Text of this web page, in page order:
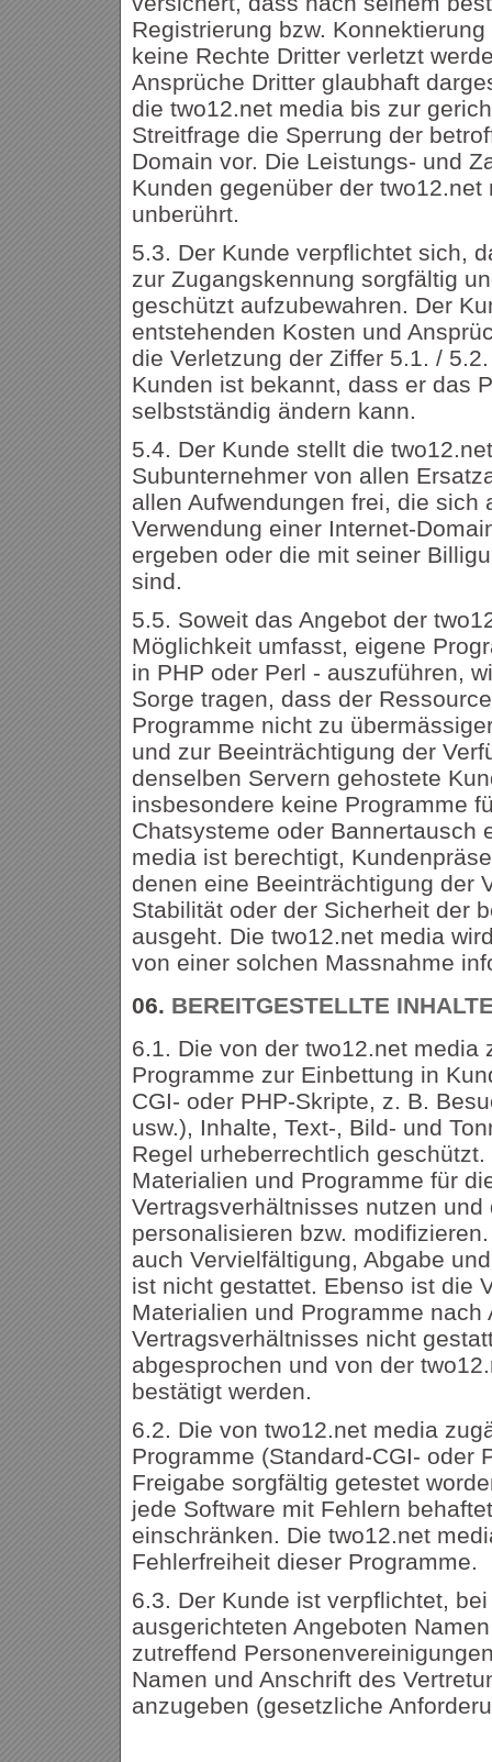
Registrierung bzw.
keine Rechte Dritter verletzt
Ansprüche Dritter glaubhaft
die two12.net media bis zur
Streitfrage die Sperrung der
Domain vor. Die Leistungs- und
Kunden gegenüber der
unberührt.
5.3. Der Kunde verpflichtet sich,
zur Zugangskennung sorgfältig
geschützt aufzubewahren. Der
entstehenden Kosten und
die Verletzung der Ziffer 5.1. /
Kunden ist bekannt, dass er das
selbstständig ändern kann.
5.4. Der Kunde stellt die
Subunternehmer von allen
allen Aufwendungen frei, die sich
Verwendung einer Internet-
ergeben oder die mit seiner
sind.
5.5. Soweit das Angebot der
Möglichkeit umfasst, eigene
in PHP oder Perl - auszuführen,
Sorge tragen, dass der
Programme nicht zu
und zur Beeinträchtigung der
denselben Servern gehostete
insbesondere keine Programme
Chatsysteme oder Bannertausch
media ist berechtigt,
denen eine Beeinträchtigung der
Stabilität oder der Sicherheit der
ausgeht. Die two12.net media
von einer solchen Massnahme
06. BEREITGESTELLTE
6.1. Die von der two12.net media
Programme zur Einbettung in
CGI- oder PHP-Skripte, z. B.
usw.), Inhalte, Text-, Bild- und
Regel urheberrechtlich
Materialien und Programme für
Vertragsverhältnisses nutzen
personalisieren bzw.
auch Vervielfältigung, Abgabe
ist nicht gestattet. Ebenso ist die
Materialien und Programme nach
Vertragsverhältnisses nicht
abgesprochen und von der
bestätigt werden.
6.2. Die von two12.net media
Programme (Standard-CGI- oder
Freigabe sorgfältig getestet
jede Software mit Fehlern
einschränken. Die two12.net
Fehlerfreiheit dieser Programme.
6.3. Der Kunde ist verpflichtet,
ausgerichteten Angeboten
zutreffend
Namen und Anschrift des
anzugeben (gesetzliche